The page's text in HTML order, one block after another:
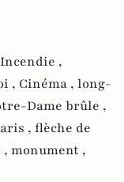
Incendie ,
, Cinéma , long-
Dame brûle ,
, flèche de
, monument ,